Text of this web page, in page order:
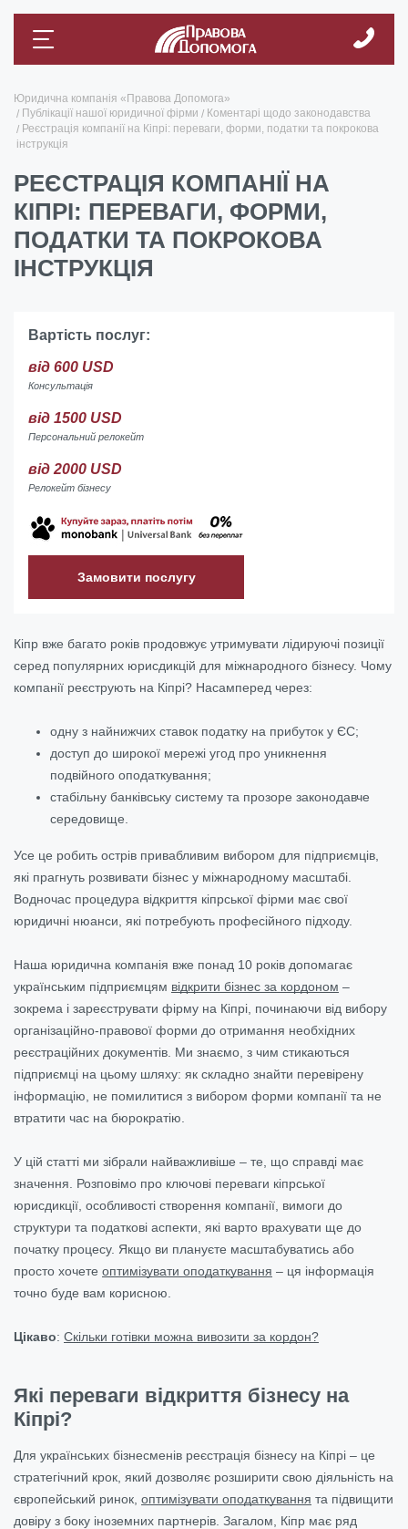
Юридична компанія «Правова Допомога»
Публікації нашої юридичної фірми
Коментарі щодо законодавства
Реєстрація компанії на Кіпрі: переваги, форми, податки та покрокова
інструкція
РЕЄСТРАЦІЯ КОМПАНІЇ НА
КІПРІ: ПЕРЕВАГИ, ФОРМИ,
ПОДАТКИ ТА ПОКРОКОВА
ІНСТРУКЦІЯ
Вартість послуг:
від 600 USD
Консультація
від 1500 USD
Персональний релокейт
від 2000 USD
Релокейт бізнесу
Замовити послугу
Кіпр вже багато років продовжує утримувати лідируючі позиції
серед популярних юрисдикцій для міжнародного бізнесу. Чому
компанії реєструють на Кіпрі? Насамперед через:
одну з найнижчих ставок податку на прибуток у ЄС;
доступ до широкої мережі угод про уникнення
подвійного оподаткування;
стабільну банківську систему та прозоре законодавче
середовище.
Усе це робить острів привабливим вибором для підприємців,
які прагнуть розвивати бізнес у міжнародному масштабі.
Водночас процедура відкриття кіпрської фірми має свої
юридичні нюанси, які потребують професійного підходу.
Наша юридична компанія вже понад 10 років допомагає
українським підприємцям відкрити бізнес за кордоном –
зокрема і зареєструвати фірму на Кіпрі, починаючи від вибору
організаційно-правової форми до отримання необхідних
реєстраційних документів. Ми знаємо, з чим стикаються
підприємці на цьому шляху: як складно знайти перевірену
інформацію, не помилитися з вибором форми компанії та не
втратити час на бюрократію.
У цій статті ми зібрали найважливіше – те, що справді має
значення. Розповімо про ключові переваги кіпрської
юрисдикції, особливості створення компанії, вимоги до
структури та податкові аспекти, які варто врахувати ще до
початку процесу. Якщо ви плануєте масштабуватись або
просто хочете оптимізувати оподаткування – ця інформація
точно буде вам корисною.
Цікаво: Скільки готівки можна вивозити за кордон?
Які переваги відкриття бізнесу на
Кіпрі?
Для українських бізнесменів реєстрація бізнесу на Кіпрі – це
стратегічний крок, який дозволяє розширити свою діяльність на
європейський ринок, оптимізувати оподаткування та підвищити
довіру з боку іноземних партнерів. Загалом, Кіпр має ряд